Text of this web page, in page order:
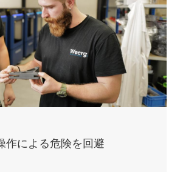
作による危険を回避